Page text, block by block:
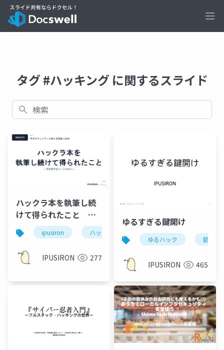
タグ #ハッキング に関するスライド
検索
ハックラ本を執筆し続
けて得られたこと 技
術書作家としての歩み
ipusiron ハッキング 本
IPUSIRON 277
ゆるすぎる鍵開け
ゆるハック 錠前
IPUSIRON 465